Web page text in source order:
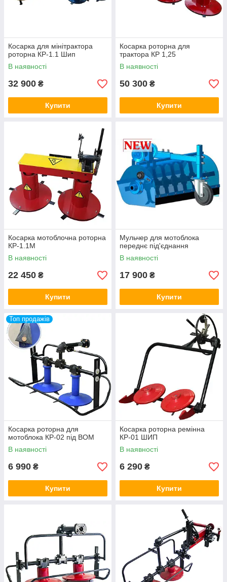
Косарка для мінітрактора
роторна КР-1.1 Шип
В наявності
32 900 ₴
Купити
Косарка роторна для
трактора КР 1,25
В наявності
50 300 ₴
Купити
Косарка мотоблочна роторна
КР-1.1М
В наявності
22 450 ₴
Купити
Мульчер для мотоблока
переднє під'єднання
В наявності
17 900 ₴
Купити
Топ продажів
Косарка роторна для
мотоблока КР-02 під ВОМ
В наявності
6 990 ₴
Купити
Косарка роторна ремінна
КР-01 ШИП
В наявності
6 290 ₴
Купити